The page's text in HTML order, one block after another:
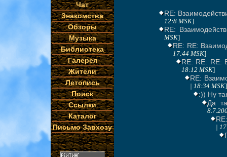
Чат
Знакомства
Обзоры
Музыка
Библиотека
Галерея
Жители
Летопись
Поиск
Ссылки
Каталог
Письмо Завхозу
RE:
12:8 MSK]
RE:
MSK]
RE: RE:
17:44 MSK]
RE: RE: RE:
18:12 MSK]
RE:
| 18:34 MSK]
:)) Ну
Да
|